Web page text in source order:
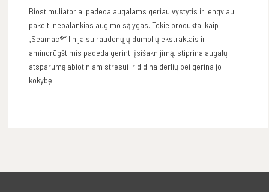
Biostimuliatoriai padeda augalams geriau vystytis ir lengviau
pakelti nepalankias augimo sąlygas. Tokie produktai kaip
„Seamac®“ linija su raudonųjų dumblių ekstraktais ir
aminorūgštimis padeda gerinti įsišaknijimą, stiprina augalų
atsparumą abiotiniam stresui ir didina derlių bei gerina jo
kokybę.